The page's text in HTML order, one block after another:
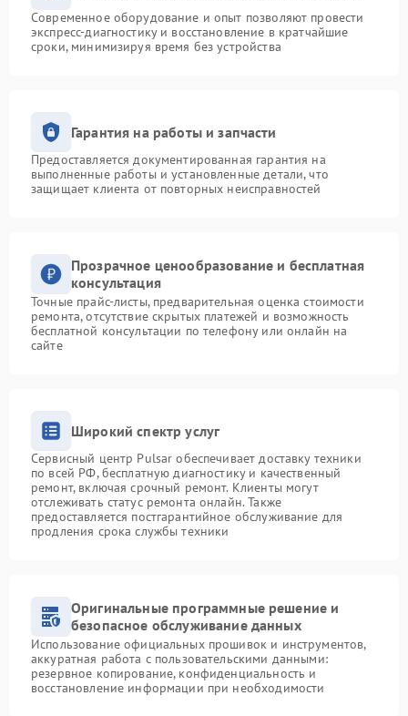
Современное оборудование и опыт позволяют провести
экспресс-диагностику и восстановление в кратчайшие
сроки, минимизируя время без устройства
Гарантия на работы и запчасти
Предоставляется документированная гарантия на
выполненные работы и установленные детали, что
защищает клиента от повторных неисправностей
Прозрачное ценообразование и бесплатная
консультация
Точные прайс-листы, предварительная оценка стоимости
ремонта, отсутствие скрытых платежей и возможность
бесплатной консультации по телефону или онлайн на
сайте
Широкий спектр услуг
Сервисный центр Pulsar обеспечивает доставку техники
по всей РФ, бесплатную диагностику и качественный
ремонт, включая срочный ремонт. Клиенты могут
отслеживать статус ремонта онлайн. Также
предоставляется постгарантийное обслуживание для
продления срока службы техники
Оригинальные программные решение и
безопасное обслуживание данных
Использование официальных прошивок и инструментов,
аккуратная работа с пользовательскими данными:
резервное копирование, конфиденциальность и
восстановление информации при необходимости